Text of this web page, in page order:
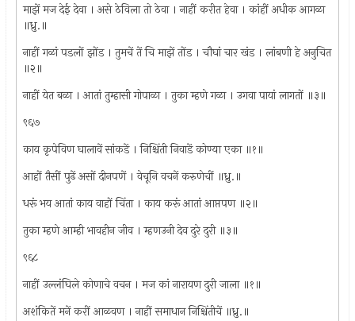
माझें मज देई देवा । असे ठेविला तो ठेवा । नाहीं करीत हेवा । कांहीं अधीक आगळा
॥ध्रु.॥
नाहीं गळां पडलों झोंड । तुमचें तें चि माझें तोंड । चौघां चार खंड । लांबणी हे अनुचित
॥२॥
नाहीं येत बळा । आतां तुम्हासी गोपाळा । तुका म्हणे गळा । उगवा पायां लागतों ॥३॥
९६७
काय कृपेविण घालावें सांकडें । निश्चिंती निवाडें कोण्या एका ॥१॥
आहों तैसीं पुढें असों दीनपणें । वेचूनि वचनें करुणेचीं ॥ध्रु.॥
धरूं भय आतां काय वाहों चिंता । काय करूं आतां आप्तपण ॥२॥
तुका म्हणे आम्ही भावहीन जीव । म्हणउनी देव दुरे दुरी ॥३॥
९६८
नाहीं उल्लंघिले कोणाचे वचन । मज कां नारायण दुरी जाला ॥१॥
अशंकितें मनें करीं आळवण । नाहीं समाधान निश्चिंतीचें ॥ध्रु.॥